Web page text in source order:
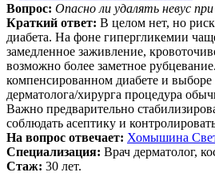
Вопрос: Опасно ли удалять невус
Краткий ответ: В целом нет, но
диабета. На фоне гипергликемии
замедленное заживление,
возможно более заметное
компенсированном диабете и
дерматолога/хирурга процедура
Важно предварительно
соблюдать асептику и
На вопрос отвечает: Хомышина
Специализация: Врач дерматолог,
Стаж: 30 лет.